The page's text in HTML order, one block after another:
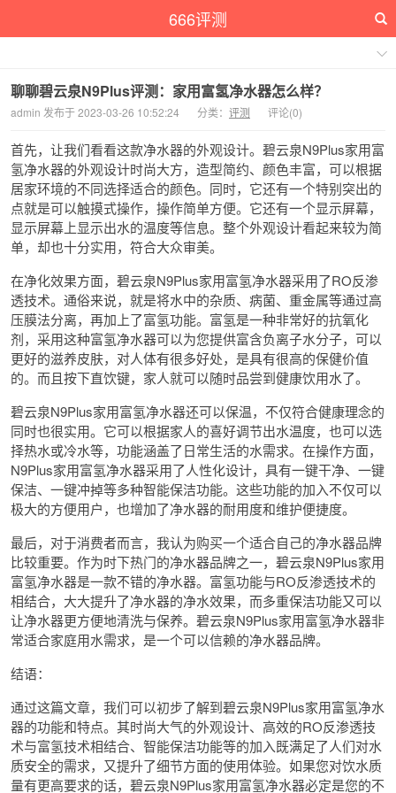
666评测
聊聊碧云泉N9Plus评测：家用富氢净水器怎么样？
admin 发布于 2023-03-26 10:52:24 分类： 评测 评论(0)
首先，让我们看看这款净水器的外观设计。碧云泉N9Plus家用富
氢净水器的外观设计时尚大方，造型简约、颜色丰富，可以根据
居家环境的不同选择适合的颜色。同时，它还有一个特别突出的
点就是可以触摸式操作，操作简单方便。它还有一个显示屏幕，
显示屏幕上显示出水的温度等信息。整个外观设计看起来较为简
单，却也十分实用，符合大众审美。
在净化效果方面，碧云泉N9Plus家用富氢净水器采用了RO反渗
透技术。通俗来说，就是将水中的杂质、病菌、重金属等通过高
压膜法分离，再加上了富氢功能。富氢是一种非常好的抗氧化
剂，采用这种富氢净水器可以为您提供富含负离子水分子，可以
更好的滋养皮肤，对人体有很多好处，是具有很高的保健价值
的。而且按下直饮键，家人就可以随时品尝到健康饮用水了。
碧云泉N9Plus家用富氢净水器还可以保温，不仅符合健康理念的
同时也很实用。它可以根据家人的喜好调节出水温度，也可以选
择热水或冷水等，功能涵盖了日常生活的水需求。在操作方面，
N9Plus家用富氢净水器采用了人性化设计，具有一键干净、一键
保洁、一键冲掉等多种智能保洁功能。这些功能的加入不仅可以
极大的方便用户，也增加了净水器的耐用度和维护便捷度。
最后，对于消费者而言，我认为购买一个适合自己的净水器品牌
比较重要。作为时下热门的净水器品牌之一，碧云泉N9Plus家用
富氢净水器是一款不错的净水器。富氢功能与RO反渗透技术的
相结合，大大提升了净水器的净水效果，而多重保洁功能又可以
让净水器更方便地清洗与保养。碧云泉N9Plus家用富氢净水器非
常适合家庭用水需求，是一个可以信赖的净水器品牌。
结语：
通过这篇文章，我们可以初步了解到碧云泉N9Plus家用富氢净水
器的功能和特点。其时尚大气的外观设计、高效的RO反渗透技
术与富氢技术相结合、智能保洁功能等的加入既满足了人们对水
质安全的需求，又提升了细节方面的使用体验。如果您对饮水质
量有更高要求的话，碧云泉N9Plus家用富氢净水器必定是您的不